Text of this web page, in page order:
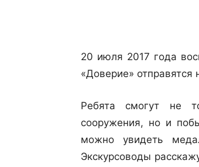
20 июля 2017 года
«Доверие» отправятся
Ребята смогут не
сооружения, но и
можно увидеть
Экскурсоводы